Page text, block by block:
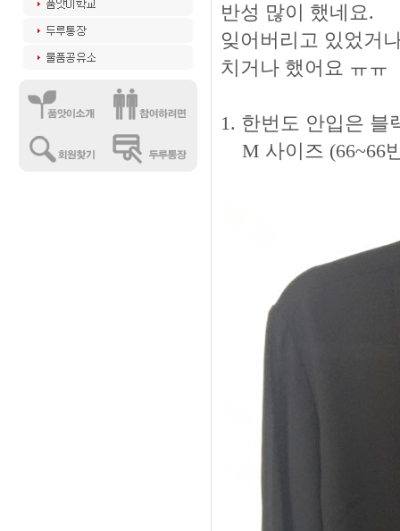
반성 많이 했네요.
잊어버리고 있었거
치거나 했어요 ㅠㅠ
1. 한번도 안입은 블
M 사이즈 (66~66